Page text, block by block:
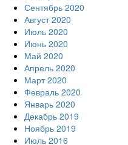
Сентябрь 2020
Август 2020
Июль 2020
Июнь 2020
Май 2020
Апрель 2020
Март 2020
Февраль 2020
Январь 2020
Декабрь 2019
Ноябрь 2019
Июль 2016